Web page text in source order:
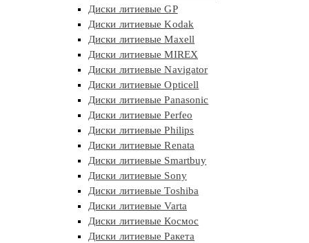
Диски литиевые GP
Диски литиевые Kodak
Диски литиевые Maxell
Диски литиевые MIREX
Диски литиевые Navigator
Диски литиевые Opticell
Диски литиевые Panasonic
Диски литиевые Perfeo
Диски литиевые Philips
Диски литиевые Renata
Диски литиевые Smartbuy
Диски литиевые Sony
Диски литиевые Toshiba
Диски литиевые Varta
Диски литиевые Космос
Диски литиевые Ракета